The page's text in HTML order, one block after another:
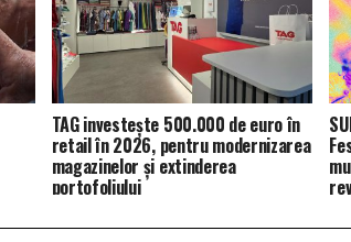
TAG investește 500.000 de euro în
retail în 2026, pentru modernizarea
magazinelor și extinderea
portofoliului